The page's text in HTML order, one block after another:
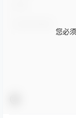
您必